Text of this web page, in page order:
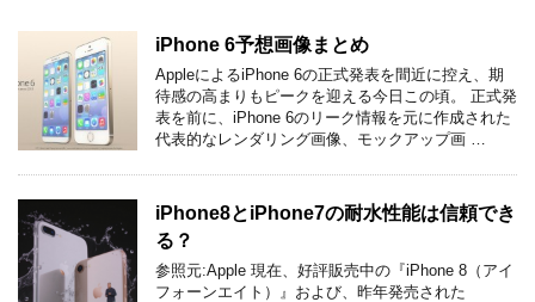
iPhone 6予想画像まとめ
AppleによるiPhone 6の正式発表を間近に控え、期
待感の高まりもピークを迎える今日この頃。 正式発
表を前に、iPhone 6のリーク情報を元に作成された
代表的なレンダリング画像、モックアップ画 …
iPhone8とiPhone7の耐水性能は信頼でき
る？
参照元:Apple 現在、好評販売中の『iPhone 8（アイ
フォーンエイト）』および、昨年発売された